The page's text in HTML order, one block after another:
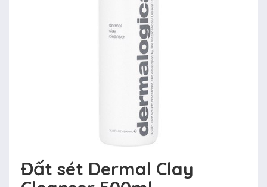
Đất sét Dermal Clay